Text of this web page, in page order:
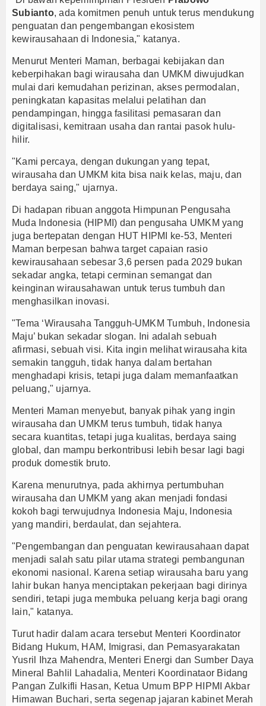
Subianto, ada komitmen penuh untuk terus mendukung
penguatan dan pengembangan ekosistem
kewirausahaan di Indonesia," katanya.
Menurut Menteri Maman, berbagai kebijakan dan
keberpihakan bagi wirausaha dan UMKM diwujudkan
mulai dari kemudahan perizinan, akses permodalan,
peningkatan kapasitas melalui pelatihan dan
pendampingan, hingga fasilitasi pemasaran dan
digitalisasi, kemitraan usaha dan rantai pasok hulu-
hilir.
"Kami percaya, dengan dukungan yang tepat,
wirausaha dan UMKM kita bisa naik kelas, maju, dan
berdaya saing," ujarnya.
Di hadapan ribuan anggota Himpunan Pengusaha
Muda Indonesia (HIPMI) dan pengusaha UMKM yang
juga bertepatan dengan HUT HIPMI ke-53, Menteri
Maman berpesan bahwa target capaian rasio
kewirausahaan sebesar 3,6 persen pada 2029 bukan
sekadar angka, tetapi cerminan semangat dan
keinginan wirausahawan untuk terus tumbuh dan
menghasilkan inovasi.
"Tema ‘Wirausaha Tangguh-UMKM Tumbuh, Indonesia
Maju’ bukan sekadar slogan. Ini adalah sebuah
afirmasi, sebuah visi. Kita ingin melihat wirausaha kita
semakin tangguh, tidak hanya dalam bertahan
menghadapi krisis, tetapi juga dalam memanfaatkan
peluang," ujarnya.
Menteri Maman menyebut, banyak pihak yang ingin
wirausaha dan UMKM terus tumbuh, tidak hanya
secara kuantitas, tetapi juga kualitas, berdaya saing
global, dan mampu berkontribusi lebih besar lagi bagi
produk domestik bruto.
Karena menurutnya, pada akhirnya pertumbuhan
wirausaha dan UMKM yang akan menjadi fondasi
kokoh bagi terwujudnya Indonesia Maju, Indonesia
yang mandiri, berdaulat, dan sejahtera.
"Pengembangan dan penguatan kewirausahaan dapat
menjadi salah satu pilar utama strategi pembangunan
ekonomi nasional. Karena setiap wirausaha baru yang
lahir bukan hanya menciptakan pekerjaan bagi dirinya
sendiri, tetapi juga membuka peluang kerja bagi orang
lain," katanya.
Turut hadir dalam acara tersebut Menteri Koordinator
Bidang Hukum, HAM, Imigrasi, dan Pemasyarakatan
Yusril Ihza Mahendra, Menteri Energi dan Sumber Daya
Mineral Bahlil Lahadalia, Menteri Koordinataor Bidang
Pangan Zulkifli Hasan, Ketua Umum BPP HIPMI Akbar
Himawan Buchari, serta segenap jajaran kabinet Merah